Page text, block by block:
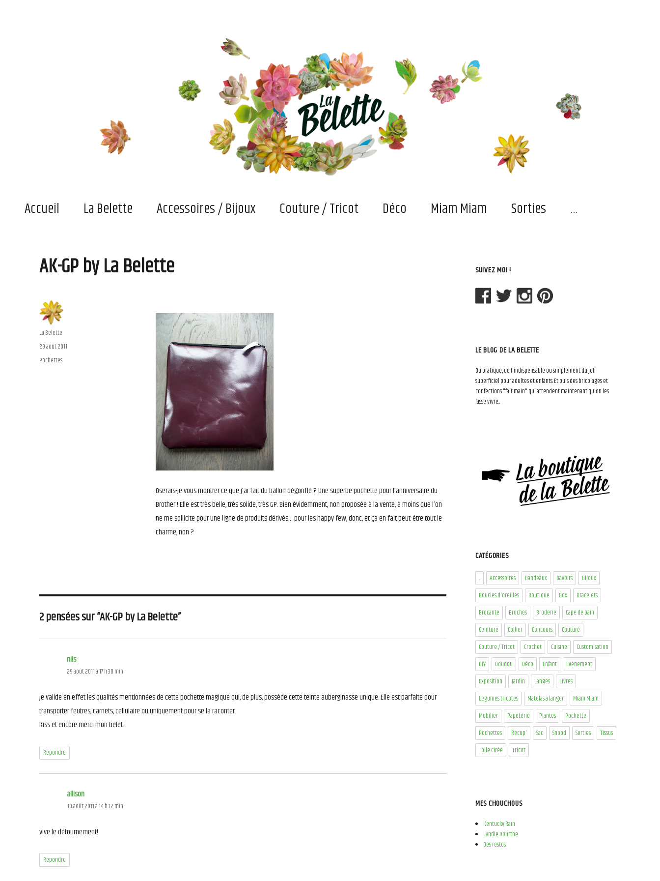
Du pratique, de l'indispensable ou simplement du joli superficiel pour adultes et enfants. Et puis des bricolages et confections "fait main" qui attendent maintenant qu'on les fasse vivre…
Accueil La Belette Accessoires / Bijoux Couture / Tricot Déco Miam Miam Sorties …
AK-GP by La Belette
Oserais-je vous montrer ce que j’ai fait du ballon dégonflé ? Une superbe pochette pour l’anniversaire du
Brother ! Elle est très belle, très solide, très GP. Bien évidemment, non proposée à la vente, à moins que l’on
ne me sollicite pour une ligne de produits dérivés… pour les happy few, donc, et ça en fait peut-être tout le
charme, non ?
Auteur
La Belette
Publié
le
29 août 2011
Catégories
Pochettes
2 pensées sur “AK-GP by La Belette”
nilsdit :
29 août 2011 à 17 h 30 min
Je valide en effet les qualités mentionnées de cette pochette magique qui, de plus, possède cette teinte auberginasse unique. Elle est parfaite pour
transporter feutres, carnets, cellulaire ou uniquement pour se la raconter.
Kiss et encore merci mon belet.
Répondre
allison
30 août 2011 à 14 h 12 min
vive le détournement!
Répondre
SUIVEZ MOI !
LE BLOG DE LA BELETTE
Du pratique, de l'indispensable ou simplement du joli
superficiel pour adultes et enfants. Et puis des bricolages et
confections "fait main" qui attendent maintenant qu'on les
fasse vivre...
CATÉGORIES
... Accessoires Bandeaux Bavoirs
Bijoux
Boucles d'oreilles
Boutique Box
Bracelets
Brocante
Broches Broderie
Cape de bain
Ceinture
Collier Concours
Couture
Couture / Tricot
Crochet Cuisine
Customisation
DIY
Doudou Déco Enfant
Evénement
Exposition
Jardin Langes
Livres
Légumes tricotés
Matelas à langer
Miam Miam
Mobilier
Papeterie Plantes
Pochette
Pochettes
Récup' Sac Snood Sorties
Tissus
Toile cirée
Tricot
MES CHOUCHOUS
Kentucky Rain
Lyndie Dourthe
Des restos